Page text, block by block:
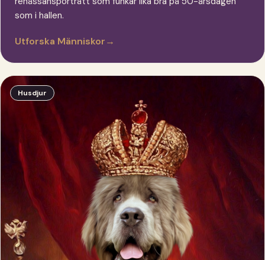
som i hallen.
Utforska Människor→
Husdjur